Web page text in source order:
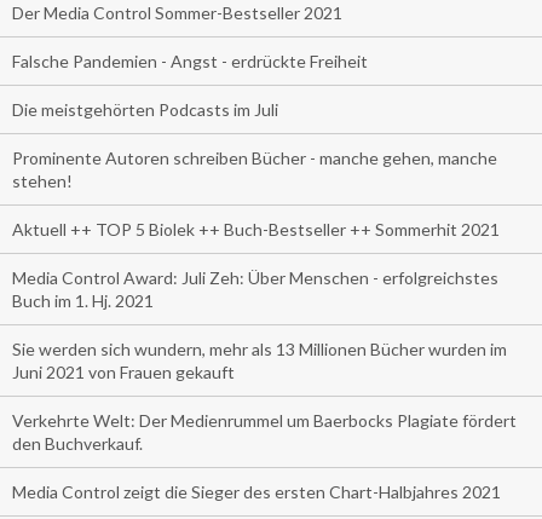
Der Media Control Sommer-Bestseller 2021
Falsche Pandemien - Angst - erdrückte Freiheit
Die meistgehörten Podcasts im Juli
Prominente Autoren schreiben Bücher - manche gehen, manche
stehen!
Aktuell ++ TOP 5 Biolek ++ Buch-Bestseller ++ Sommerhit 2021
Media Control Award: Juli Zeh: Über Menschen - erfolgreichstes
Buch im 1. Hj. 2021
Sie werden sich wundern, mehr als 13 Millionen Bücher wurden im
Juni 2021 von Frauen gekauft
Verkehrte Welt: Der Medienrummel um Baerbocks Plagiate fördert
den Buchverkauf.
Media Control zeigt die Sieger des ersten Chart-Halbjahres 2021